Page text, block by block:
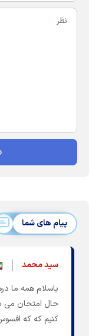
پیام های شما
سید محمد
باسلام همه ما
حال امتحان می
کنیم که که